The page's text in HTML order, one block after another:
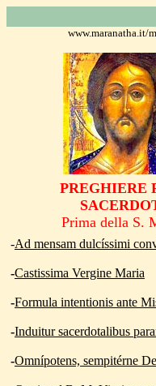
www.maranatha.it/
PREGHIERE
Prima della S.
-Ad mensam dulcíssimi
-Castissima Vergine Maria
-Formula intentionis ante
-Induitursacerdotalibus
-Omnípotens, sempitérne